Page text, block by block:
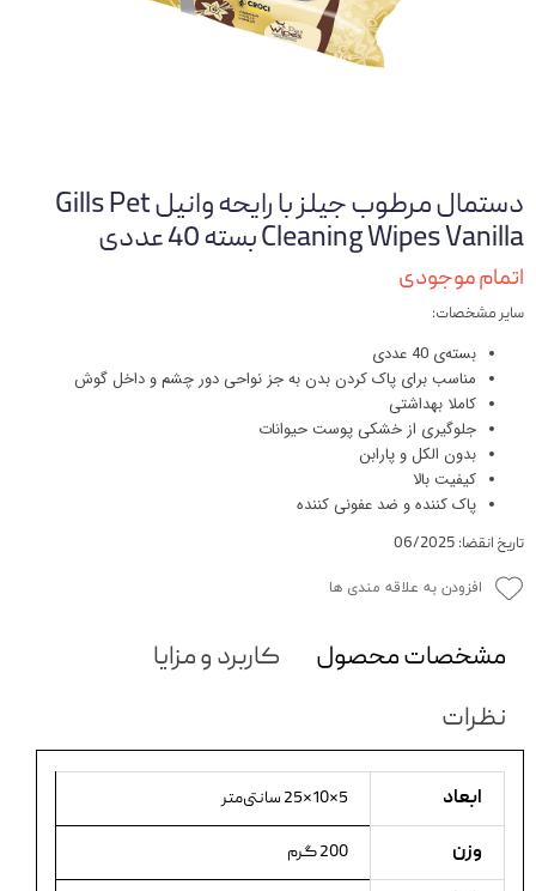
دستمال مرطوب جیلز با رایحه وانیل Gills Pet
Cleaning Wipes Vanilla بسته 40 عددی
اتمام موجودی
سایر مشخصات:
بسته‌ی 40 عددی
مناسب برای پاک کردن بدن به جز نواحی دور چشم و داخل گوش
کاملا بهداشتی
جلوگیری از خشکی پوست حیوانات
بدون الکل و پارابن
کیفیت بالا
پاک کننده و ضد عفونی کننده
تاریخ انقضا: 06/2025
افزودن به علاقه مندی ها
مشخصات محصول
کاربرد و مزایا
نظرات
ابعاد 5×10×25 سانتی‌متر
وزن 200 گرم